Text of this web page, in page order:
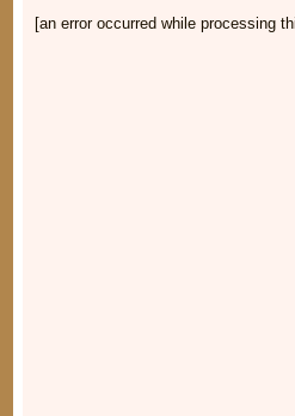
[an error occurred while processing